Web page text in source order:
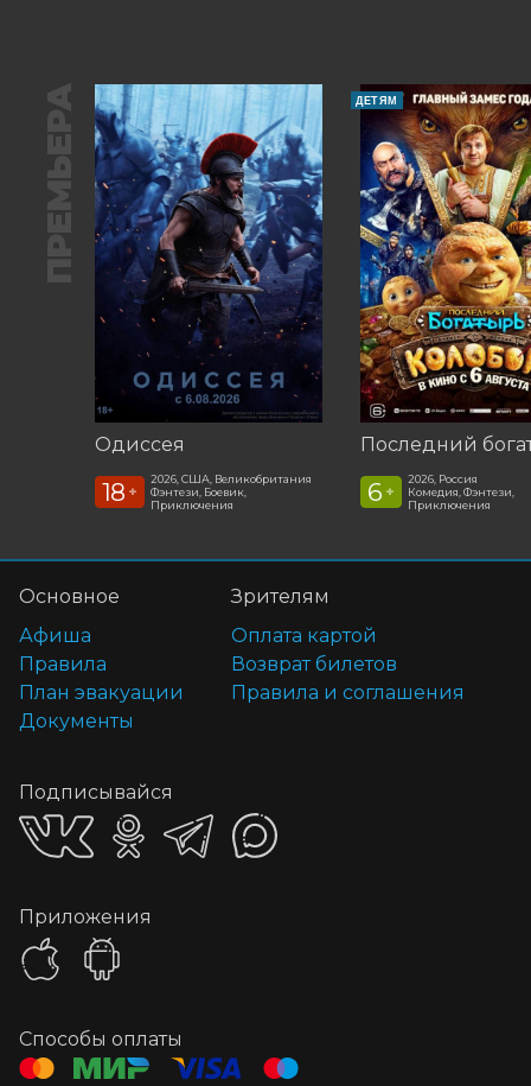
ПРЕМЬЕРА
Одиссея
18 +
2026, США, Великобритания
Фэнтези, Боевик,
Приключения
ДЕТЯМ
6 +
2026, Россия
Комедия, Фэнтези,
Приключения
Основное
Афиша
Правила
План эвакуации
Документы
Зрителям
Оплата картой
Возврат билетов
Правила и соглашения
Подписывайся
Приложения
Способы оплаты